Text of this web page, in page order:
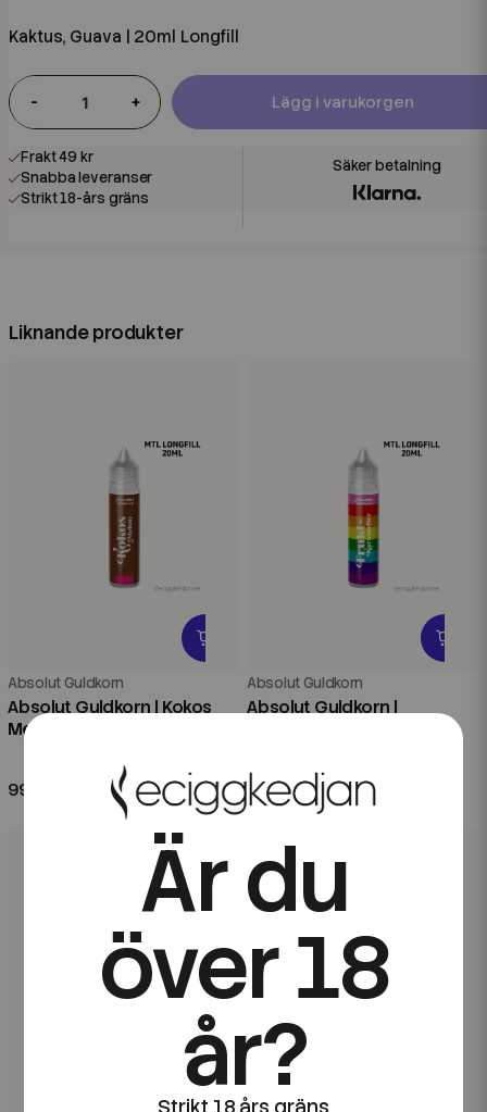
Kaktus, Guava | 20ml Longfill
- + Lägg i varukorgen
Frakt 49 kr
Snabba leveranser
Strikt 18-års gräns
Liknande produkter
Absolut Guldkorn
Absolut Guldkorn | Kokos
Melon | 20ml Longfill
99 kr
Absolut Guldkorn
Absolut Guldkorn |
99 kr
Är du
över 18
år?